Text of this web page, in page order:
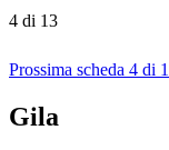
4 di 13
Prossima scheda 4 di
Gila